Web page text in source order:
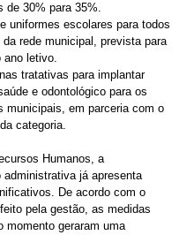
de 30% para 35%.
uniformes escolares para todos
da rede municipal, prevista para
ano letivo.
tratativas para implantar
e odontológico para os
municipais, em parceria com o
categoria.
Humanos, a
administrativa já apresenta
De acordo com o
pela gestão, as medidas
momento geraram uma